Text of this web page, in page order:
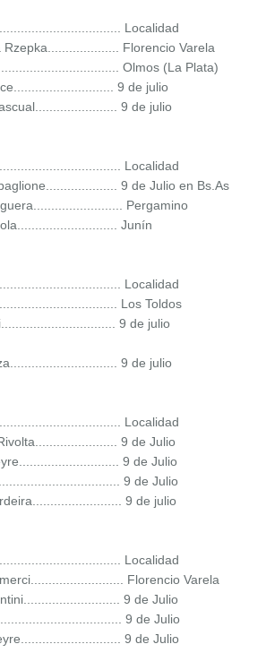
Localidad
Florencio Varela
Olmos (La Plata)
9 de julio
9 de julio
Localidad
9 de Julio en Bs.As
Pergamino
Junín
Localidad
Los Toldos
9 de julio
9 de julio
Localidad
9 de Julio
9 de Julio
9 de Julio
9 de julio
Localidad
Florencio Varela
9 de Julio
9 de Julio
9 de Julio